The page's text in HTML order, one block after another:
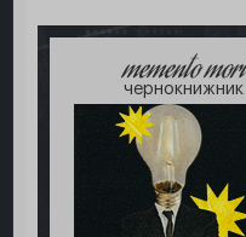
memento mori
чернокнижник